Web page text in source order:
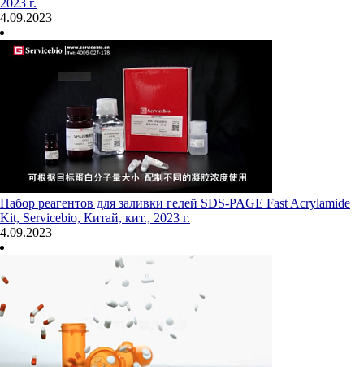
2023 г.
4.09.2023
Набор реагентов для заливки гелей SDS-PAGE Fast Acrylamide
Kit, Servicebio, Китай, кит., 2023 г.
4.09.2023